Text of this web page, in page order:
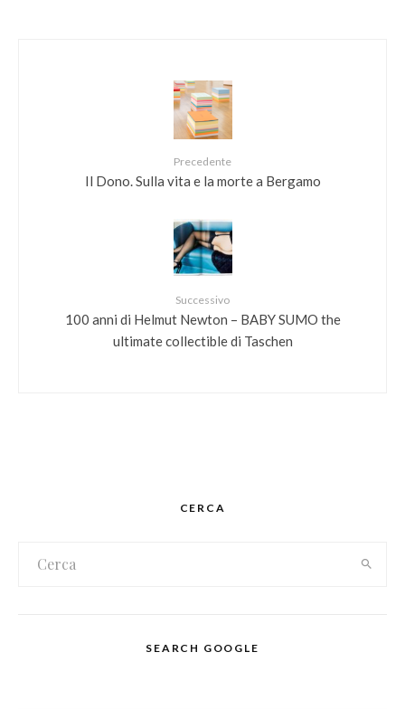
Precedente
Il Dono. Sulla vita e la morte a Bergamo
Successivo
100 anni di Helmut Newton – BABY SUMO the
ultimate collectible di Taschen
CERCA
SEARCH GOOGLE